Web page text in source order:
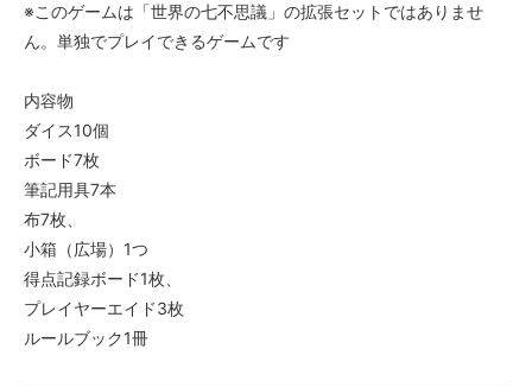
※このゲームは「世界の七不思議」の拡張セットではありませ
ん。単独でプレイできるゲームです
内容物
ダイス10個
ボード7枚
筆記用具7本
布7枚、
小箱（広場）1つ
得点記録ボード1枚、
プレイヤーエイド3枚
ルールブック1冊